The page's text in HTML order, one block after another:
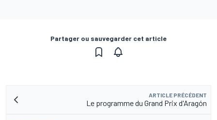
Partager ou sauvegarder cet article
ARTICLE PRÉCÉDENT
Le programme du Grand Prix d'Aragón